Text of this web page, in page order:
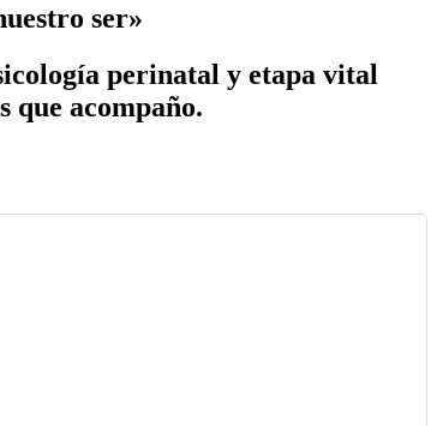
ser»
perinatal y etapa vital
que acompaño.